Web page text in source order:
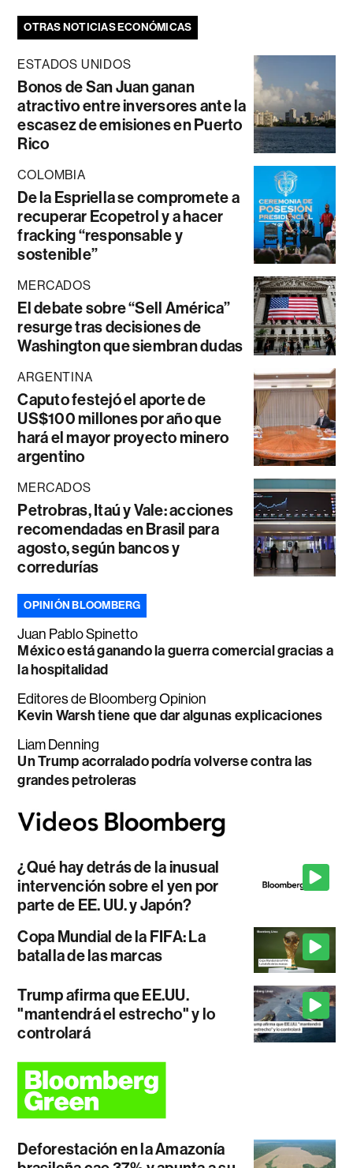
OTRAS NOTICIAS ECONÓMICAS
ESTADOS UNIDOS
Bonos de San Juan ganan
atractivo entre inversores ante la
escasez de emisiones en Puerto
Rico
COLOMBIA
De la Espriella se compromete a
recuperar Ecopetrol y a hacer
fracking “responsable y
sostenible”
MERCADOS
El debate sobre “Sell América”
resurge tras decisiones de
Washington que siembran dudas
ARGENTINA
Caputo festejó el aporte de
US$100 millones por año que
hará el mayor proyecto minero
argentino
MERCADOS
Petrobras, Itaú y Vale: acciones
recomendadas en Brasil para
agosto, según bancos y
corredurías
OPINIÓN BLOOMBERG
Juan Pablo Spinetto
México está ganando la guerra comercial gracias a
la hospitalidad
Editores de Bloomberg Opinion
Kevin Warsh tiene que dar algunas explicaciones
Liam Denning
Un Trump acorralado podría volverse contra las
grandes petroleras
¿Qué hay detrás de la inusual
intervención sobre el yen por
parte de EE. UU. y Japón?
Copa Mundial de la FIFA: La
batalla de las marcas
Trump afirma que EE.UU.
"mantendrá el estrecho" y lo
controlará
Deforestación en la Amazonía